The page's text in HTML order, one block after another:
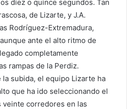
diez o quince segundos. Tan
de Lizarte, y J.A.
Rodríguez-Extremadura,
ante el alto ritmo de
completamente
rampas de la Perdiz.
subida, el equipo Lizarte ha
que ha ido seleccionando el
veinte corredores en las